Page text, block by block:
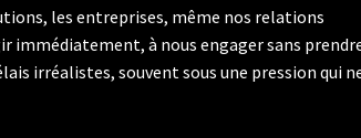
les entreprises, même nos relations
immédiatement, à nous engager sans
irréalistes, souvent sous une pression qui